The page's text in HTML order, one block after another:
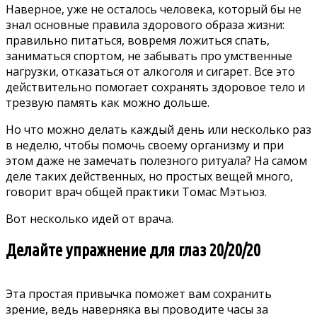
Наверное, уже не осталось человека, который бы не
знал основные правила здорового образа жизни:
правильно питаться, вовремя ложиться спать,
заниматься спортом, не забывать про умственные
нагрузки, отказаться от алкоголя и сигарет. Все это
действительно помогает сохранять здоровое тело и
трезвую память как можно дольше.
Но что можно делать каждый день или несколько раз
в неделю, чтобы помочь своему организму и при
этом даже не замечать полезного ритуала? На самом
деле таких действенных, но простых вещей много,
говорит врач общей практики Томас Мэтьюз.
Вот несколько идей от врача.
Делайте упражнение для глаз 20/20/20
Эта простая привычка поможет вам сохранить
зрение, ведь наверняка вы проводите часы за